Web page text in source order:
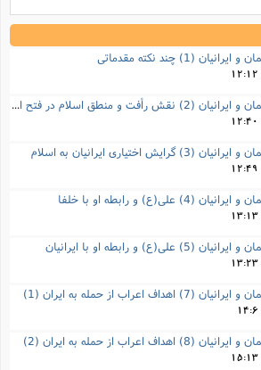
(1) چند نکته مقدماتی
تعامل اعراب مسلمان و ایرانیان (2) نقش رأفت و منطق اسلام در فتح ایران
اختیاری ایرانیان به اسلام
و رابطه او با خلفا
و رابطه‌ او با ایرانیان
اعراب از حمله به ایران (1)
اعراب از حمله به ایران (2)